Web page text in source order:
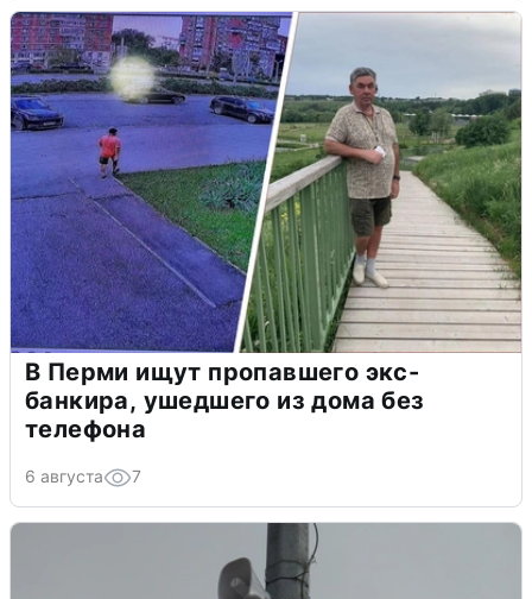
В Перми ищут пропавшего экс-
банкира, ушедшего из дома без
телефона
6 августа 7